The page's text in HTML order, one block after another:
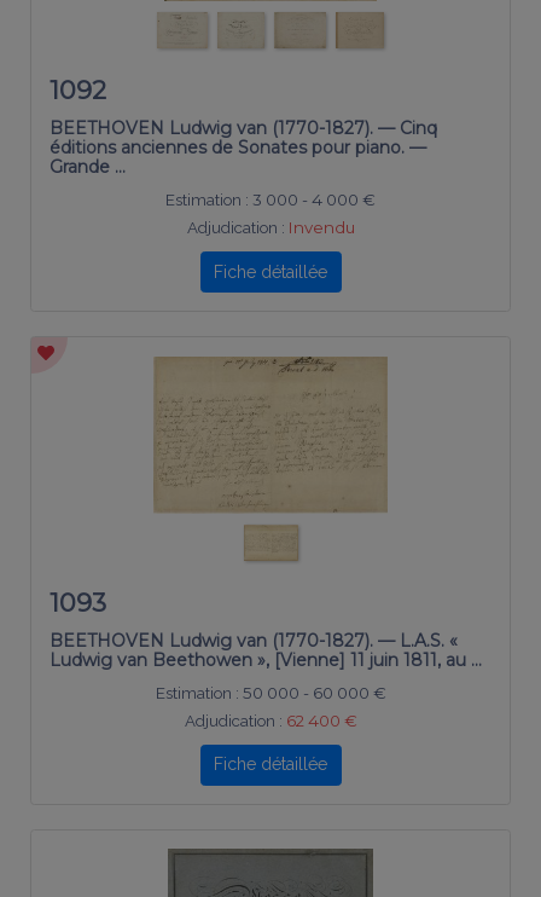
1092
BEETHOVEN Ludwig van (1770-1827). — Cinq
éditions anciennes de Sonates pour piano. —
Grande …
Estimation : 3 000 - 4 000 €
Adjudication : Invendu
Fiche détaillée
1093
BEETHOVEN Ludwig van (1770-1827). — L.A.S. «
Ludwig van Beethowen », [Vienne] 11 juin 1811, au …
Estimation : 50 000 - 60 000 €
Adjudication : 62 400 €
Fiche détaillée